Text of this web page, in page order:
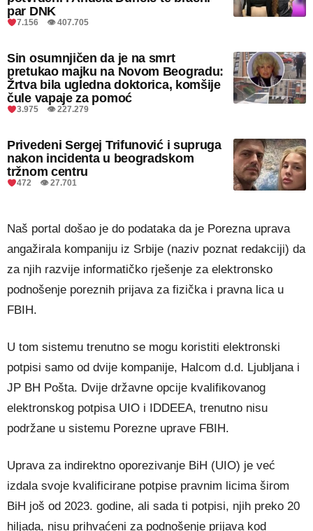
par DNK
7.156 👁 407.705
Sin osumnjičen da je na smrt
pretukao majku na Novom Beogradu:
Žrtva bila ugledna doktorica, komšije
čule vapaje za pomoć
3.975 👁 227.279
Privedeni Sergej Trifunović i supruga
nakon incidenta u beogradskom
tržnom centru
472 👁 27.701
Naš portal došao je do podataka da je Porezna uprava
angažirala kompaniju iz Srbije (naziv poznat redakciji) da
za njih razvije informatičko rješenje za elektronsko
podnošenje poreznih prijava za fizička i pravna lica u
FBIH.
U tom sistemu trenutno se mogu koristiti elektronski
potpisi samo od dvije kompanije, Halcom d.d. Ljubljana i
JP BH Pošta. Dvije državne opcije kvalifikovanog
elektronskog potpisa UIO i IDDEEA, trenutno nisu
podržane u sistemu Porezne uprave FBIH.
Uprava za indirektno oporezivanje BiH (UIO) je već
izdala svoje kvalificirane potpise pravnim licima širom
BiH još od 2023. godine, ali sada ti potpisi, njih preko 20
hiljada, nisu prihvaćeni za podnošenje prijava kod